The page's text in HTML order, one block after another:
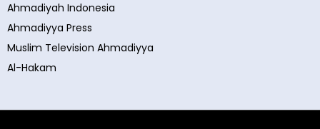
Ahmadiyah Indonesia
Ahmadiyya Press
Muslim Television Ahmadiyya
Al-Hakam